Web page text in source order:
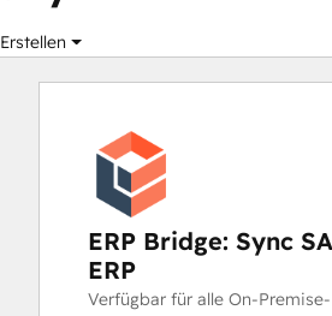
Erstellen
ERP Bridge: Sync
ERP
Verfügbar für alle On-